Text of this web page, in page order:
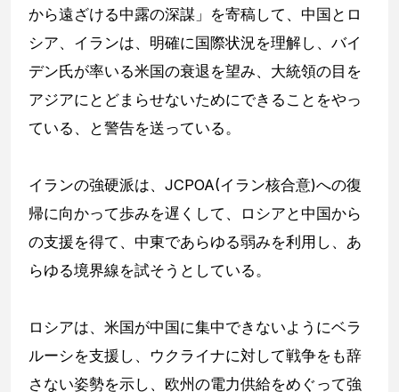
から遠ざける中露の深謀」を寄稿して、中国とロ
シア、イランは、明確に国際状況を理解し、バイ
デン氏が率いる米国の衰退を望み、大統領の目を
アジアにとどまらせないためにできることをやっ
ている、と警告を送っている。
イランの強硬派は、JCPOA(イラン核合意)への復
帰に向かって歩みを遅くして、ロシアと中国から
の支援を得て、中東であらゆる弱みを利用し、あ
らゆる境界線を試そうとしている。
ロシアは、米国が中国に集中できないようにベラ
ルーシを支援し、ウクライナに対して戦争をも辞
さない姿勢を示し、欧州の電力供給をめぐって強